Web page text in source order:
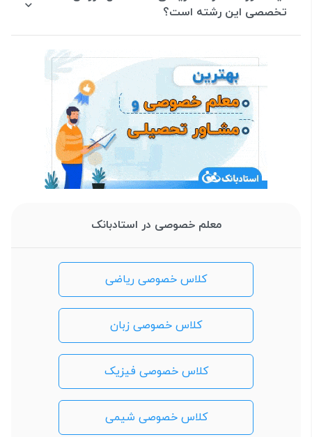
تخصصی این رشته است؟
معلم خصوصی در استادبانک
کلاس خصوصی ریاضی
کلاس خصوصی زبان
کلاس خصوصی فیزیک
کلاس خصوصی شیمی